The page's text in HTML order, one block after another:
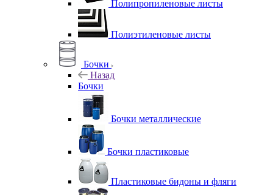
Полипропиленовые листы
Полиэтиленовые листы
Бочки
Назад
Бочки
Бочки металлические
Бочки пластиковые
Пластиковые бидоны и фляги